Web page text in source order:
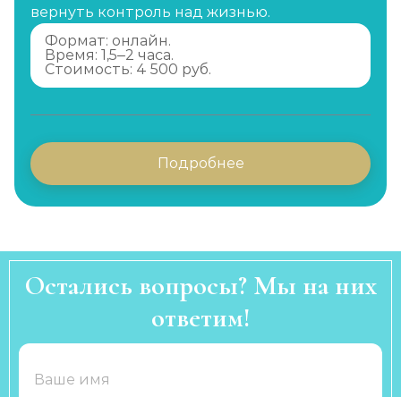
вернуть контроль над жизнью.
Формат: онлайн.
Время: 1,5–2 часа.
Стоимость: 4 500 руб.
Подробнее
Остались вопросы? Мы на них
ответим!